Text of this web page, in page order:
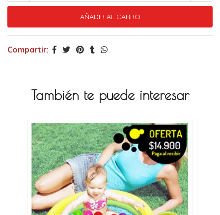
Compartir:
También te puede interesar